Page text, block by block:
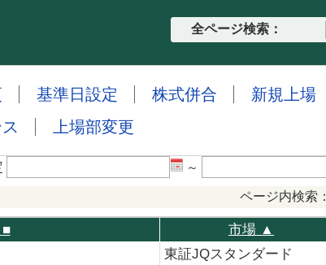
全ページ検索：
基準日設定 株式併合 新規上場
上場部変更
～
ページ内検索：
■ 市場 ▲
東証JQスタンダード